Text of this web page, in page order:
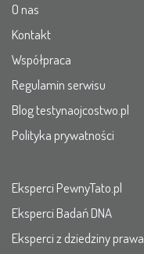
O nas
Kontakt
Współpraca
Regulamin serwisu
Blog testynaojcostwo.pl
Polityka prywatności
Eksperci PewnyTato.pl
Eksperci Badań DNA
Eksperci z dziedziny prawa